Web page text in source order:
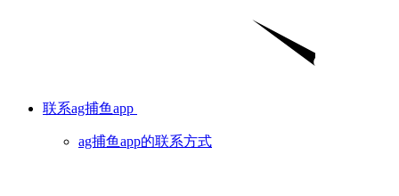
联系ag捕鱼app
ag捕鱼app的联系方式